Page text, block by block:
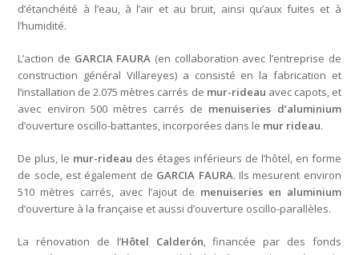
d’étanchéité à l’eau, à l’air et au bruit, ainsi qu’aux fuites et à
l’humidité.
L’action de GARCIA FAURA (en collaboration avec l’entreprise de
construction général Villareyes) a consisté en la fabrication et
l’installation de 2.075 mètres carrés de mur-rideau avec capots, et
avec environ 500 mètres carrés de menuiseries d’aluminium
d’ouverture oscillo-battantes, incorporées dans le mur rideau.
De plus, le mur-rideau des étages inférieurs de l’hôtel, en forme
de socle, est également de GARCIA FAURA. Ils mesurent environ
510 mètres carrés, avec l’ajout de menuiseries en aluminium
d’ouverture à la française et aussi d’ouverture oscillo-parallèles.
La rénovation de l’Hôtel Calderón, financée par des fonds